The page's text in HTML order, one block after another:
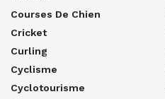
Courses De Chien
Cricket
Curling
Cyclisme
Cyclotourisme